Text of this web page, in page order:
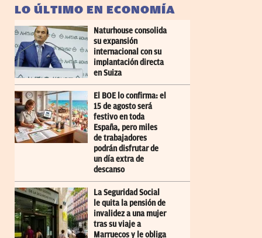
LO ÚLTIMO EN ECONOMÍA
Naturhouse consolida
su expansión
internacional con su
implantación directa
en Suiza
El BOE lo confirma: el
15 de agosto será
festivo en toda
España, pero miles
de trabajadores
podrán disfrutar de
un día extra de
descanso
La Seguridad Social
le quita la pensión de
invalidez a una mujer
tras su viaje a
Marruecos y le obliga